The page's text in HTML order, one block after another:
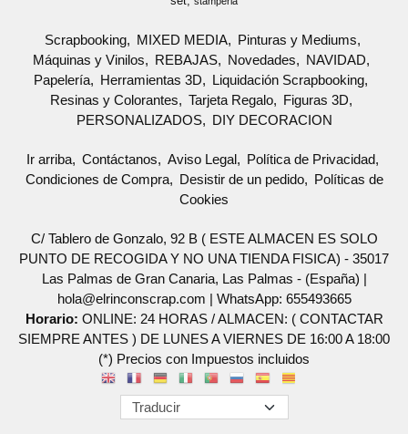
Scrapbooking MIXED MEDIA
Pinturas y Mediums
Máquinas y Vinilos
REBAJAS Novedades
NAVIDAD
Papelería
Herramientas 3D
Liquidación Scrapbooking
Resinas y Colorantes
Tarjeta Regalo
Figuras 3D
PERSONALIZADOS
DIY DECORACION
Ir arriba Contáctanos Aviso Legal
Política de Privacidad
Condiciones de Compra
Desistir de un pedido
Políticas de
Cookies
C/ Tablero de Gonzalo, 92 B ( ESTE ALMACEN ES SOLO
PUNTO DE RECOGIDA Y NO UNA TIENDA FISICA) - 35017
Las Palmas de Gran Canaria, Las Palmas - (España) |
hola@elrinconscrap.com | WhatsApp: 655493665
Horario: ONLINE: 24 HORAS / ALMACEN: ( CONTACTAR
SIEMPRE ANTES ) DE LUNES A VIERNES DE 16:00 A 18:00
(*) Precios con Impuestos incluidos